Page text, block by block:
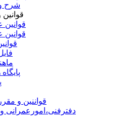
شرح
قوانین
قواننین و
دفترفنی،امورعمرانی